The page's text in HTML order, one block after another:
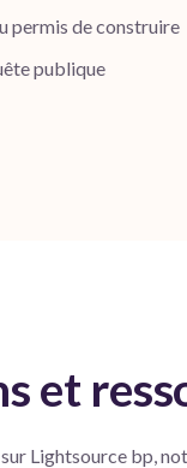
permis de construire
publique
et
Lightsource bp,